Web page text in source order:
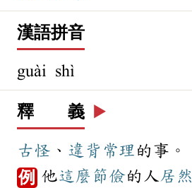
漢語拼音
guài shì
釋 義 ▶️
古怪 、 違背 常理 的事。
例 他這麼 節儉的人居然